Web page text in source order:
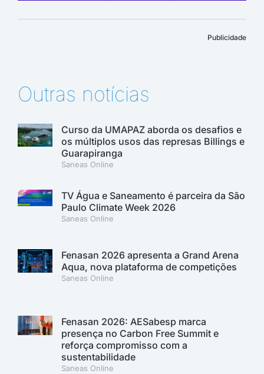
Publicidade
Outras notícias
Curso da UMAPAZ aborda os desafios e
os múltiplos usos das represas Billings e
Guarapiranga
Saneas Online
TV Água e Saneamento é parceira da São
Paulo Climate Week 2026
Saneas Online
Fenasan 2026 apresenta a Grand Arena
Aqua, nova plataforma de competições
Saneas Online
Fenasan 2026: AESabesp marca
presença no Carbon Free Summit e
reforça compromisso com a
sustentabilidade
Saneas Online